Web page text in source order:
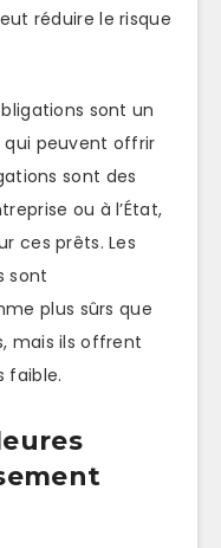
réduire le risque
sont un
qui peuvent offrir
sont des
ou à l’État,
ces prêts. Les
sont
plus sûrs que
mais ils offrent
faible.